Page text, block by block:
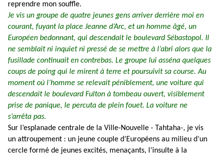
reprendre mon souffle.
Je vis un groupe de quatre jeunes gens arriver derrière moi en
courant, fuyant la place Jeanne d’Arc, et un homme âgé, un
Européen bedonnant, qui descendait le boulevard Sébastopol. Il
ne semblait ni inquiet ni pressé de se mettre à l’abri alors que la
fusillade continuait en contrebas. Le groupe lui asséna quelques
coups de poing qui le mirent à terre et poursuivit sa course. Au
moment où l’homme se relevait péniblement, une voiture qui
descendait le boulevard Fulton à tombeau ouvert, visiblement
prise de panique, le percuta de plein fouet. La voiture ne
s’arrêta pas.
Sur l’esplanade centrale de la Ville-Nouvelle - Tahtaha-, je vis
un attroupement : un jeune couple d’Européens au milieu d’un
cercle formé de jeunes excités, menaçants, l’insulte à la